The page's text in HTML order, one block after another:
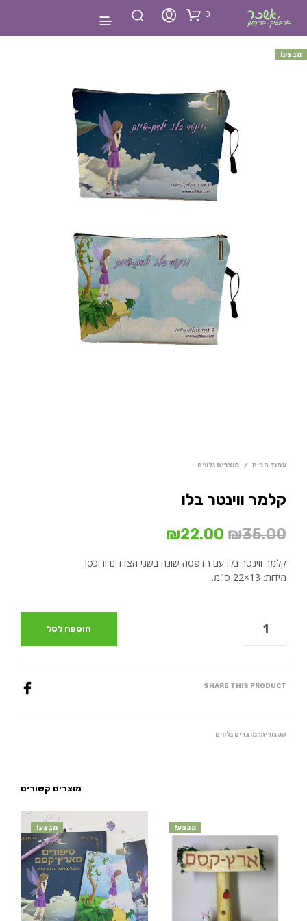
0
מבצע!
עמוד הבית / מוצרים נלווים
קלמר ווינטר בלו
₪35.00
המחיר
המקורי
היה:
₪22.00
הנוכחי
קלמר ווינטר בלו עם הדפסה שונה בשני הצדדים ורוכסן.
מידות: 13×22 ס"מ.
הוספה לסל
SHARE THIS PRODUCT
קטגוריה: מוצרים נלווים
מוצרים קשורים
מבצע! מבצע!